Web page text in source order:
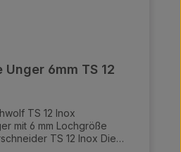
6mm TS 12
TS 12 Inox
mit 6 mm Lochgröße
TS 12 Inox Die